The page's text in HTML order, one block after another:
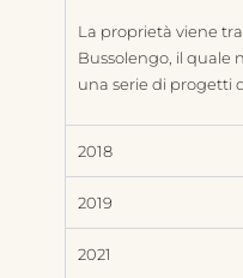
La proprietà viene
Bussolengo, il quale
una serie di progetti
2018
2019
2021